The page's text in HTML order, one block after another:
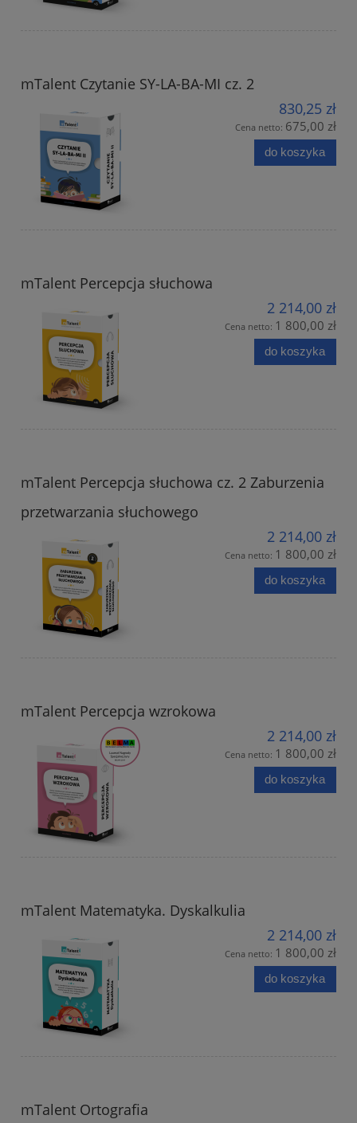
mTalent Czytanie SY-LA-BA-MI cz. 2
830,25 zł
Cena netto: 675,00 zł
do koszyka
mTalent Percepcja słuchowa
2 214,00 zł
Cena netto: 1 800,00 zł
do koszyka
mTalent Percepcja słuchowa cz. 2 Zaburzenia
przetwarzania słuchowego
2 214,00 zł
Cena netto: 1 800,00 zł
do koszyka
mTalent Percepcja wzrokowa
2 214,00 zł
Cena netto: 1 800,00 zł
do koszyka
mTalent Matematyka. Dyskalkulia
2 214,00 zł
Cena netto: 1 800,00 zł
do koszyka
mTalent Ortografia